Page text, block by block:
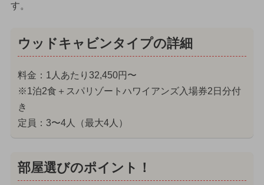
す。
ウッドキャビンタイプの詳細
料金：1人あたり32,450円〜
※1泊2食＋スパリゾートハワイアンズ入場券2日分付
き
定員：3〜4人（最大4人）
部屋選びのポイント！